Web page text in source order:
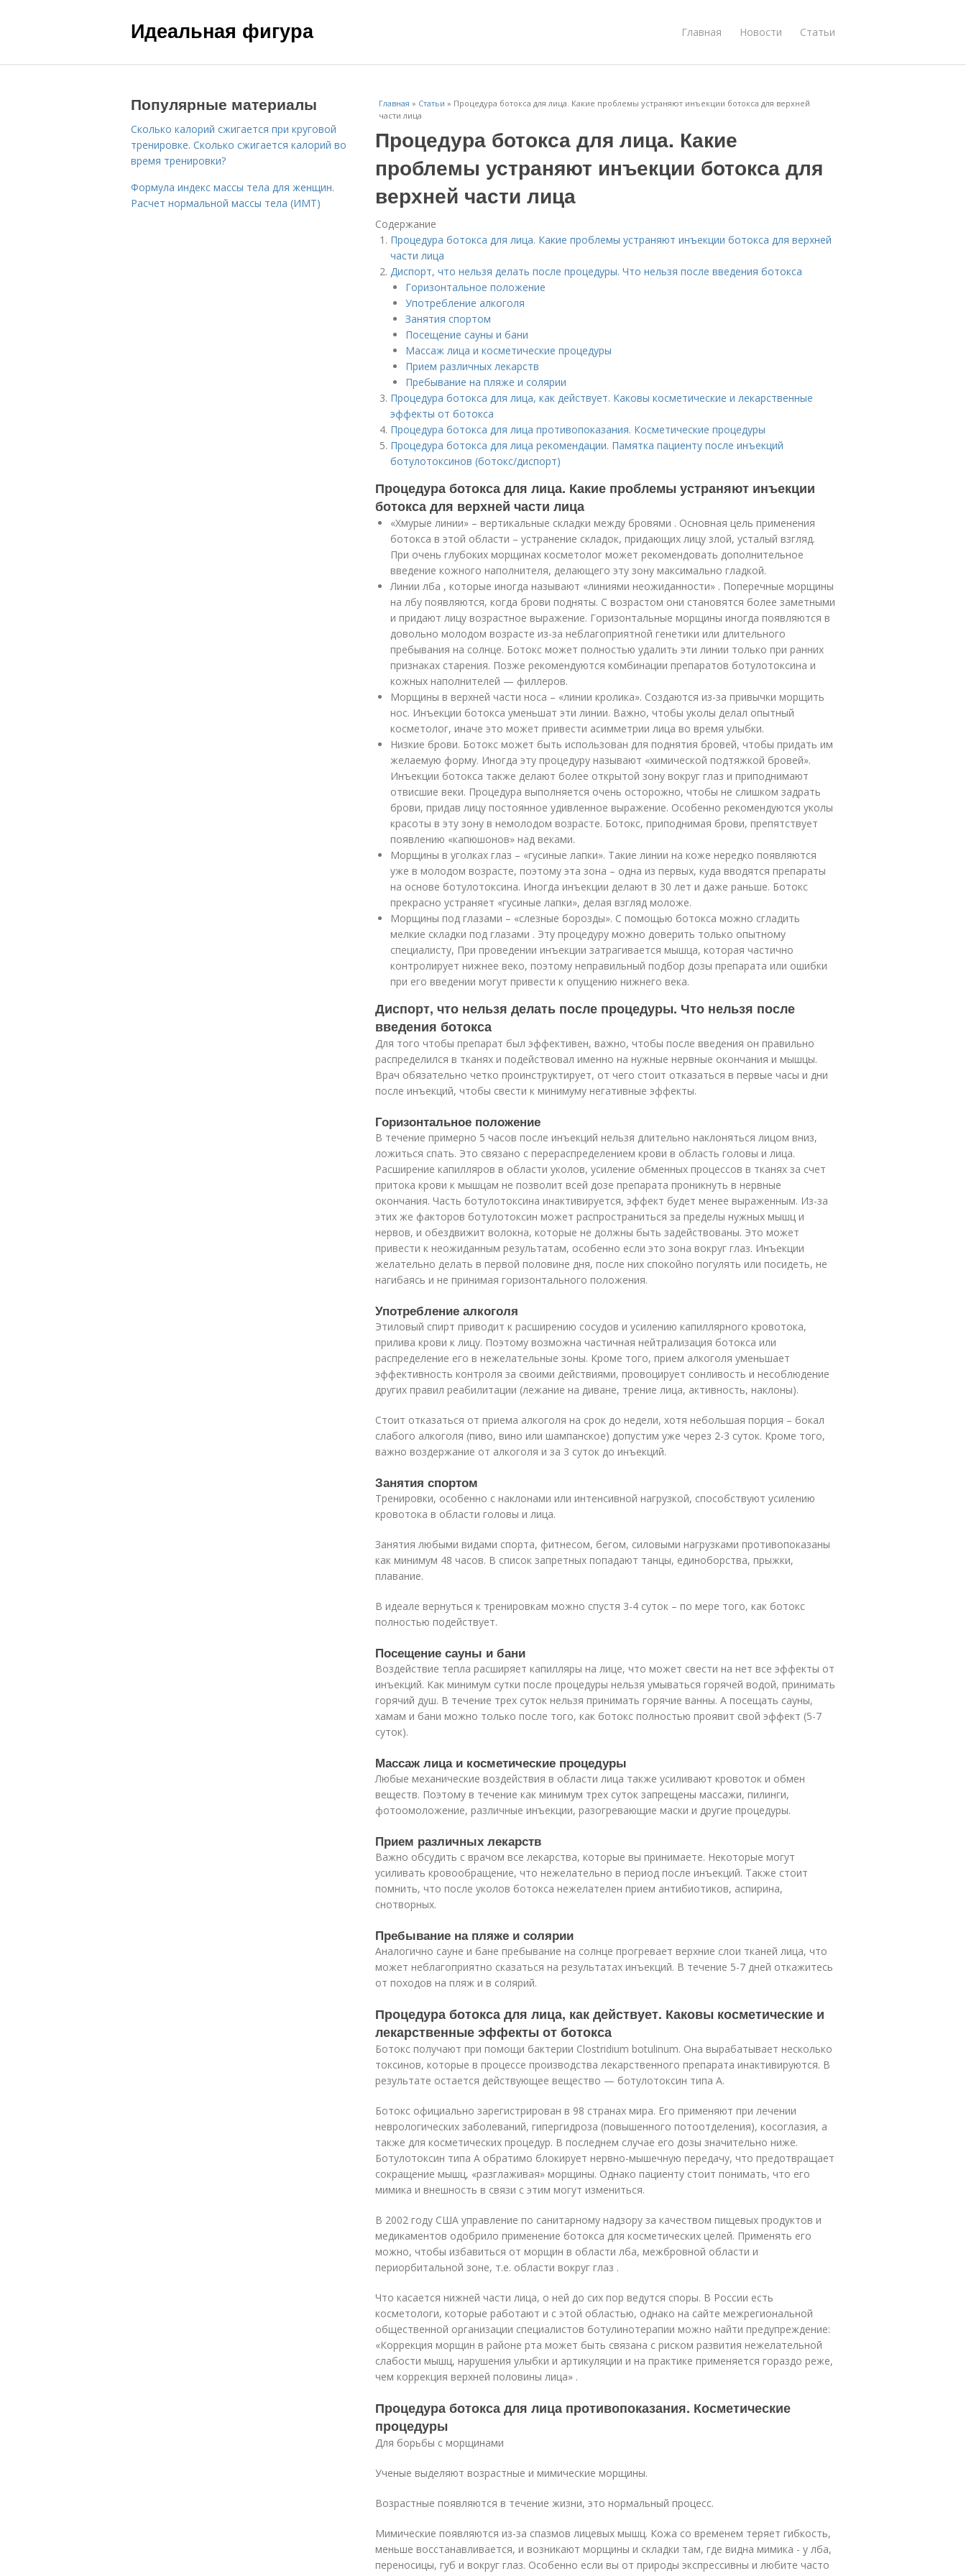
Идеальная фигура Главная Новости Статьи
Главная » Статьи » Процедура ботокса для лица. Какие проблемы устраняют инъекции ботокса для верхней
части лица
Процедура ботокса для лица. Какие
проблемы устраняют инъекции ботокса для
верхней части лица
Содержание
Процедура ботокса для лица. Какие проблемы устраняют инъекции ботокса для верхней
части лица
Диспорт, что нельзя делать после процедуры. Что нельзя после введения ботокса
Горизонтальное положение
Употребление алкоголя
Занятия спортом
Посещение сауны и бани
Массаж лица и косметические процедуры
Прием различных лекарств
Пребывание на пляже и солярии
Процедура ботокса для лица, как действует. Каковы косметические и лекарственные
эффекты от ботокса
Процедура ботокса для лица противопоказания. Косметические процедуры
Процедура ботокса для лица рекомендации. Памятка пациенту после инъекций
ботулотоксинов (ботокс/диспорт)
Процедура ботокса для лица. Какие проблемы устраняют инъекции
ботокса для верхней части лица
«Хмурые линии» – вертикальные складки между бровями . Основная цель применения
ботокса в этой области – устранение складок, придающих лицу злой, усталый взгляд.
При очень глубоких морщинах косметолог может рекомендовать дополнительное
введение кожного наполнителя, делающего эту зону максимально гладкой.
Линии лба , которые иногда называют «линиями неожиданности» . Поперечные морщины
на лбу появляются, когда брови подняты. С возрастом они становятся более заметными
и придают лицу возрастное выражение. Горизонтальные морщины иногда появляются в
довольно молодом возрасте из-за неблагоприятной генетики или длительного
пребывания на солнце. Ботокс может полностью удалить эти линии только при ранних
признаках старения. Позже рекомендуются комбинации препаратов ботулотоксина и
кожных наполнителей — филлеров.
Морщины в верхней части носа – «линии кролика». Создаются из-за привычки морщить
нос. Инъекции ботокса уменьшат эти линии. Важно, чтобы уколы делал опытный
косметолог, иначе это может привести асимметрии лица во время улыбки.
Низкие брови. Ботокс может быть использован для поднятия бровей, чтобы придать им
желаемую форму. Иногда эту процедуру называют «химической подтяжкой бровей».
Инъекции ботокса также делают более открытой зону вокруг глаз и приподнимают
отвисшие веки. Процедура выполняется очень осторожно, чтобы не слишком задрать
брови, придав лицу постоянное удивленное выражение. Особенно рекомендуются уколы
красоты в эту зону в немолодом возрасте. Ботокс, приподнимая брови, препятствует
появлению «капюшонов» над веками.
Морщины в уголках глаз – «гусиные лапки». Такие линии на коже нередко появляются
уже в молодом возрасте, поэтому эта зона – одна из первых, куда вводятся препараты
на основе ботулотоксина. Иногда инъекции делают в 30 лет и даже раньше. Ботокс
прекрасно устраняет «гусиные лапки», делая взгляд моложе.
Морщины под глазами – «слезные борозды». С помощью ботокса можно сгладить
мелкие складки под глазами . Эту процедуру можно доверить только опытному
специалисту, При проведении инъекции затрагивается мышца, которая частично
контролирует нижнее веко, поэтому неправильный подбор дозы препарата или ошибки
при его введении могут привести к опущению нижнего века.
Диспорт, что нельзя делать после процедуры. Что нельзя после
введения ботокса
Для того чтобы препарат был эффективен, важно, чтобы после введения он правильно
распределился в тканях и подействовал именно на нужные нервные окончания и мышцы.
Врач обязательно четко проинструктирует, от чего стоит отказаться в первые часы и дни
после инъекций, чтобы свести к минимуму негативные эффекты.
Горизонтальное положение
В течение примерно 5 часов после инъекций нельзя длительно наклоняться лицом вниз,
ложиться спать. Это связано с перераспределением крови в область головы и лица.
Расширение капилляров в области уколов, усиление обменных процессов в тканях за счет
притока крови к мышцам не позволит всей дозе препарата проникнуть в нервные
окончания. Часть ботулотоксина инактивируется, эффект будет менее выраженным. Из-за
этих же факторов ботулотоксин может распространиться за пределы нужных мышц и
нервов, и обездвижит волокна, которые не должны быть задействованы. Это может
привести к неожиданным результатам, особенно если это зона вокруг глаз. Инъекции
желательно делать в первой половине дня, после них спокойно погулять или посидеть, не
нагибаясь и не принимая горизонтального положения.
Употребление алкоголя
Этиловый спирт приводит к расширению сосудов и усилению капиллярного кровотока,
прилива крови к лицу. Поэтому возможна частичная нейтрализация ботокса или
распределение его в нежелательные зоны. Кроме того, прием алкоголя уменьшает
эффективность контроля за своими действиями, провоцирует сонливость и несоблюдение
других правил реабилитации (лежание на диване, трение лица, активность, наклоны).
Стоит отказаться от приема алкоголя на срок до недели, хотя небольшая порция – бокал
слабого алкоголя (пиво, вино или шампанское) допустим уже через 2-3 суток. Кроме того,
важно воздержание от алкоголя и за 3 суток до инъекций.
Занятия спортом
Тренировки, особенно с наклонами или интенсивной нагрузкой, способствуют усилению
кровотока в области головы и лица.
Занятия любыми видами спорта, фитнесом, бегом, силовыми нагрузками противопоказаны
как минимум 48 часов. В список запретных попадают танцы, единоборства, прыжки,
плавание.
В идеале вернуться к тренировкам можно спустя 3-4 суток – по мере того, как ботокс
полностью подействует.
Посещение сауны и бани
Воздействие тепла расширяет капилляры на лице, что может свести на нет все эффекты от
инъекций. Как минимум сутки после процедуры нельзя умываться горячей водой, принимать
горячий душ. В течение трех суток нельзя принимать горячие ванны. А посещать сауны,
хамам и бани можно только после того, как ботокс полностью проявит свой эффект (5-7
суток).
Массаж лица и косметические процедуры
Любые механические воздействия в области лица также усиливают кровоток и обмен
веществ. Поэтому в течение как минимум трех суток запрещены массажи, пилинги,
фотоомоложение, различные инъекции, разогревающие маски и другие процедуры.
Прием различных лекарств
Важно обсудить с врачом все лекарства, которые вы принимаете. Некоторые могут
усиливать кровообращение, что нежелательно в период после инъекций. Также стоит
помнить, что после уколов ботокса нежелателен прием антибиотиков, аспирина,
снотворных.
Пребывание на пляже и солярии
Аналогично сауне и бане пребывание на солнце прогревает верхние слои тканей лица, что
может неблагоприятно сказаться на результатах инъекций. В течение 5-7 дней откажитесь
от походов на пляж и в солярий.
Процедура ботокса для лица, как действует. Каковы косметические и
лекарственные эффекты от ботокса
Ботокс получают при помощи бактерии Clostridium botulinum. Она вырабатывает несколько
токсинов, которые в процессе производства лекарственного препарата инактивируются. В
результате остается действующее вещество — ботулотоксин типа А.
Ботокс официально зарегистрирован в 98 странах мира. Его применяют при лечении
неврологических заболеваний, гипергидроза (повышенного потоотделения), косоглазия, а
также для косметических процедур. В последнем случае его дозы значительно ниже.
Ботулотоксин типа А обратимо блокирует нервно-мышечную передачу, что предотвращает
сокращение мышц, «разглаживая» морщины. Однако пациенту стоит понимать, что его
мимика и внешность в связи с этим могут измениться.
В 2002 году США управление по санитарному надзору за качеством пищевых продуктов и
медикаментов одобрило применение ботокса для косметических целей. Применять его
можно, чтобы избавиться от морщин в области лба, межбровной области и
периорбитальной зоне, т.е. области вокруг глаз .
Что касается нижней части лица, о ней до сих пор ведутся споры. В России есть
косметологи, которые работают и с этой областью, однако на сайте межрегиональной
общественной организации специалистов ботулинотерапии можно найти предупреждение:
«Коррекция морщин в районе рта может быть связана с риском развития нежелательной
слабости мышц, нарушения улыбки и артикуляции и на практике применяется гораздо реже,
чем коррекция верхней половины лица» .
Процедура ботокса для лица противопоказания. Косметические
процедуры
Для борьбы с морщинами
Ученые выделяют возрастные и мимические морщины.
Возрастные появляются в течение жизни, это нормальный процесс.
Мимические появляются из-за спазмов лицевых мышц. Кожа со временем теряет гибкость,
меньше восстанавливается, и возникают морщины и складки там, где видна мимика - у лба,
переносицы, губ и вокруг глаз. Особенно если вы от природы экспрессивны и любите часто
Популярные материалы
Сколько калорий сжигается при круговой
тренировке. Сколько сжигается калорий во
время тренировки?
Формула индекс массы тела для женщин.
Расчет нормальной массы тела (ИМТ)